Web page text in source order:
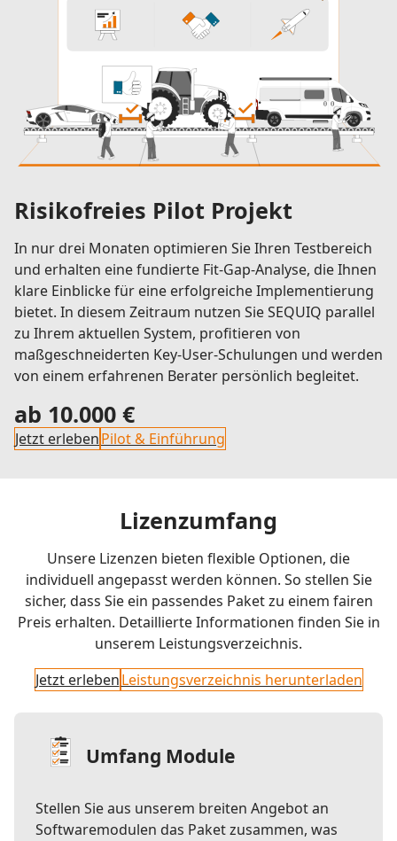
Risikofreies Pilot Projekt
In nur drei Monaten optimieren Sie Ihren Testbereich
und erhalten eine fundierte Fit-Gap-Analyse, die Ihnen
klare Einblicke für eine erfolgreiche Implementierung
bietet. In diesem Zeitraum nutzen Sie SEQUIQ parallel
zu Ihrem aktuellen System, profitieren von
maßgeschneiderten Key-User-Schulungen und werden
von einem erfahrenen Berater persönlich begleitet.
ab 10.000 €
Jetzt erlebenPilot & Einführung
Lizenzumfang
Unsere Lizenzen bieten flexible Optionen, die
individuell angepasst werden können. So stellen Sie
sicher, dass Sie ein passendes Paket zu einem fairen
Preis erhalten. Detaillierte Informationen finden Sie in
unserem Leistungsverzeichnis.
Jetzt erlebenLeistungsverzeichnis herunterladen
Umfang Module
Stellen Sie aus unserem breiten Angebot an
Softwaremodulen das Paket zusammen, was